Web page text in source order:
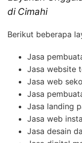
di Cimahi
Berikut beberapa
Jasa
Jasa website
Jasa web
Jasa
Jasa landing
Jasa web
Jasa desain